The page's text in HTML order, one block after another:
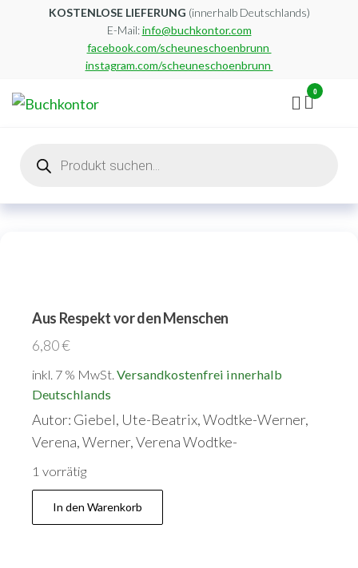
KOSTENLOSE LIEFERUNG (innerhalb Deutschlands)
E-Mail:info@buchkontor.com
facebook.com/scheuneschoenbrunn
instagram.com/scheuneschoenbrunn
0
search
Aus Respekt vor den Menschen
6,80€
inkl. 7 % MwSt. Versandkostenfrei innerhalb
Deutschlands
Autor: Giebel, Ute-Beatrix, Wodtke-Werner,
Verena, Werner, Verena Wodtke-
1 vorrätig
Aus
Respekt
In den Warenkorb